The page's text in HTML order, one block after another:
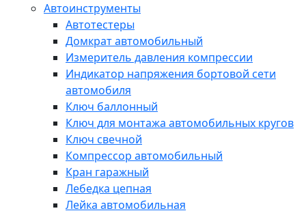
Автоинструменты
Автотестеры
Домкрат автомобильный
Измеритель давления компрессии
Индикатор напряжения бортовой сети
автомобиля
Ключ баллонный
Ключ для монтажа автомобильных кругов
Ключ свечной
Компрессор автомобильный
Кран гаражный
Лебедка цепная
Лейка автомобильная